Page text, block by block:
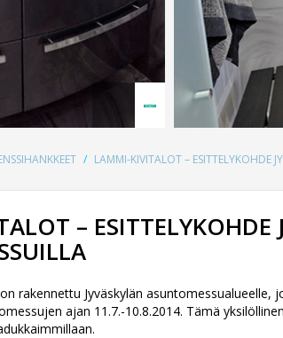
LAMMI-KIVITALOT – ESITTELYKOHDE
– ESITTELYKOHDE
rakennettu Jyväskylän
ajan 11.7.-10.8.2014. Tämä